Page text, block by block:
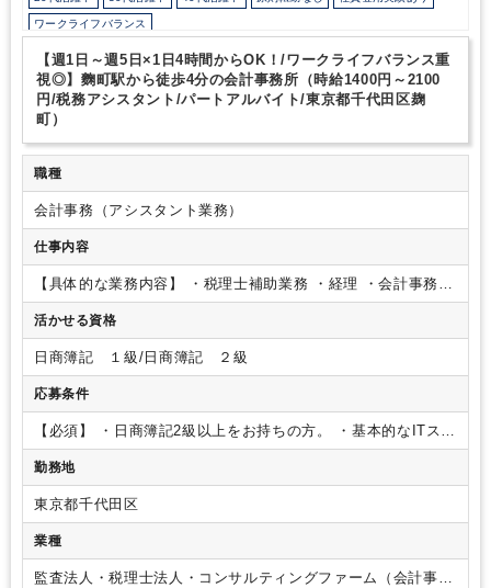
ワークライフバランス
会計士/税理士試験受験生歓迎（仕事をしながら勉強できます）
週数日OK（出勤日数相談可能） 週1日からOK 週2日からOK 週3日からOK
週4日勤務 週5日勤務 時短勤務の相談OK 勤務開始時間の相談OK
勤務終了時間の相談OK
16時以前退社OK フルタイム 1日5時間以内でもOK 時短OK
1日7時間未満勤務OK
駅から徒歩5分以内 オフィスカジュアルOK
【週1日～週5日×1日4時間からOK！/ワークライフバランス重
視◎】麴町駅から徒歩4分の会計事務所（時給1400円～2100
円/税務アシスタント/パートアルバイト/東京都千代田区麹
町）
職種
会計事務（アシスタント業務）
仕事内容
【具体的な業務内容】 ・税理士補助業務 ・経理
・会計事務業
務 ※経験によってお任せいたします！
活かせる資格
日商簿記 １級/日商簿記 ２級
応募条件
【必須】 ・日商簿記2級以上をお持ちの方。
・基本的なITスキ
ルをお持ちの方。 【歓迎】・税理士試験科目合格者・税理士
資格をお持ちの方。
の就業経験がある方。
勤務地
東京都千代田区
業種
監査法人・税理士法人・コンサルティングファーム（会計事務